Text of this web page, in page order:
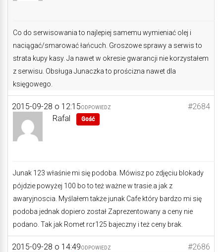
Co do serwisowania to najlepiej samemu wymieniać olej i
naciągać/smarować łańcuch. Groszowe sprawy a serwis to
strata kupy kasy. Ja nawet w okresie gwarancji nie korzystałem
z serwisu. Obsługa Junaczka to prościzna nawet dla
księgowego.
2015-09-28 o 12:15 #2684
ODPOWIEDZ
Rafal Gość
Junak 123 właśnie mi się podoba. Mówisz po zdjęciu blokady
pójdzie powyżej 100 bo to też ważne w trasie.a jak z
awaryjnoscia. Myślałem także junak Cafe który bardzo mi się
podoba jednak dopiero został Zaprezentowany a ceny nie
podano. Tak jak Romet rcr125 bajeczny i też ceny brak.
2015-09-28 o 14:49 #2686
ODPOWIEDZ